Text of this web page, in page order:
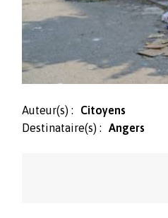
Auteur(s) :
Citoyens
Destinataire(s) :
Angers